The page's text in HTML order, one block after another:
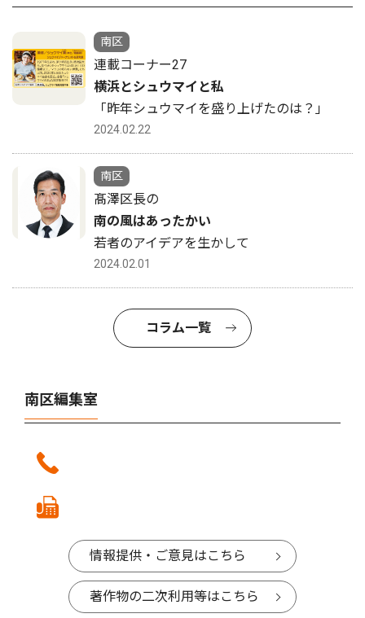
南区
連載コーナー27
横浜とシュウマイと私
「昨年シュウマイを盛り上げたのは？」
2024.02.22
南区
髙澤区長の
南の風はあったかい
若者のアイデアを生かして
2024.02.01
コラム一覧
南区編集室
情報提供・ご意見はこちら
著作物の二次利用等はこちら